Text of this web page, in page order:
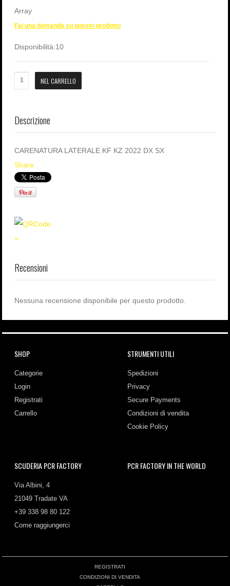
Array
Fai una domanda su questo prodotto
Disponibilità:10
Descrizione
CARENATURA LATERALE KF KZ 2022 DX SX
Share
=
Recensioni
Nessuna recensione disponibile per questo prodotto.
SHOP
Categorie
Login
Registrati
Carrello
STRUMENTI UTILI
Spedizioni
Privacy
Secure Payments
Condizioni di vendita
Cookie Policy
SCUDERIA PCR FACTORY
Via Albini, 4
21049 Tradate VA
+39 338 98 80 122
Come raggiungerci
PCR FACTORY IN THE WORLD
REGISTRATI
CONDIZIONI DI VENDITA